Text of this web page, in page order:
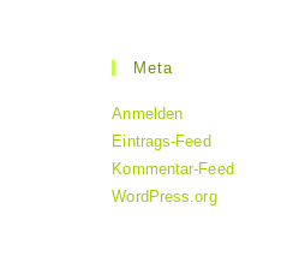
Meta
Anmelden
Eintrags-Feed
Kommentar-Feed
WordPress.org